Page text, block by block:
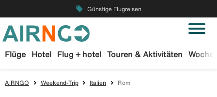
local_offer Günstige Flugreisen
Flüge Hotel Flug + hotel Touren & Aktivitäten
AIRNGO Weekend-Trip Italien Rom